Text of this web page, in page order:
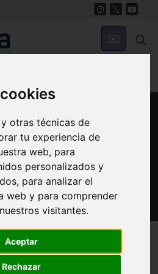
otras técnicas de
tu experiencia de
web, para
personalizados y
para analizar el
web y para comprender
visitantes.
Aceptar
Rechazar
de San José de
Carmelitas
Patrimonio Religioso